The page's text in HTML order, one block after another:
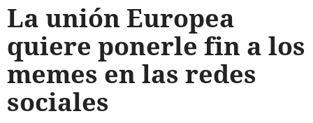
La unión Europea
quiere ponerle fin a los
memes en las redes
sociales